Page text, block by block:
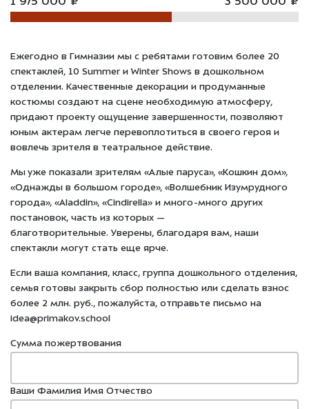
Ежегодно в Гимназии мы с ребятами готовим более 20
спектаклей, 10 Summer и Winter Shows в дошкольном
отделении. Качественные декорации и продуманные
костюмы создают на сцене необходимую атмосферу,
придают проекту ощущение завершенности, позволяют
юным актерам легче перевоплотиться в своего героя и
вовлечь зрителя в театральное действие.
Мы уже показали зрителям «Алые паруса», «Кошкин дом»,
«Однажды в большом городе», «Волшебник Изумрудного
города», «Aladdin», «Cindirella» и много-много других
постановок, часть из которых —
благотворительные. Уверены, благодаря вам, наши
спектакли могут стать еще ярче.
Если ваша компания, класс, группа дошкольного отделения,
семья готовы закрыть сбор полностью или сделать взнос
более 2 млн. руб., пожалуйста, отправьте письмо на
idea@primakov.school
Сумма пожертвования
Ваши Фамилия Имя Отчество